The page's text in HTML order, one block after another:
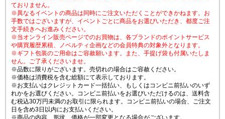
ておりません。
※異なるイベントの商品は同時にご注文いただくことができかねます。お
手数ではございますが、イベントごとに商品をお選びいただき、都度ご注
文手続きへお進みください。
※当オンライン販売ページでのお買物は、各ブランドのポイントサービス
や購買履歴累積、ノベルティ企画などの会員特典の対象外となります。
※ギフト包装のご用命はご容赦願います。また、手提げ袋も付属いたしま
せん。ご了承くださいませ。
※品数に限りがございます。売切れの場合はご容赦ください。
※価格は消費税を含む総額にて表示しております。
※お支払いはクレジットカード一括払い、もしくはコンビニ前払いのいず
れかをお選びください。コンビニ前払いをお選びいただけるのは、送料含
む税込30万円未満のお取引に限られます。コンビニ前払いの場合、ご注文
日を含め3日以内にお支払いください。